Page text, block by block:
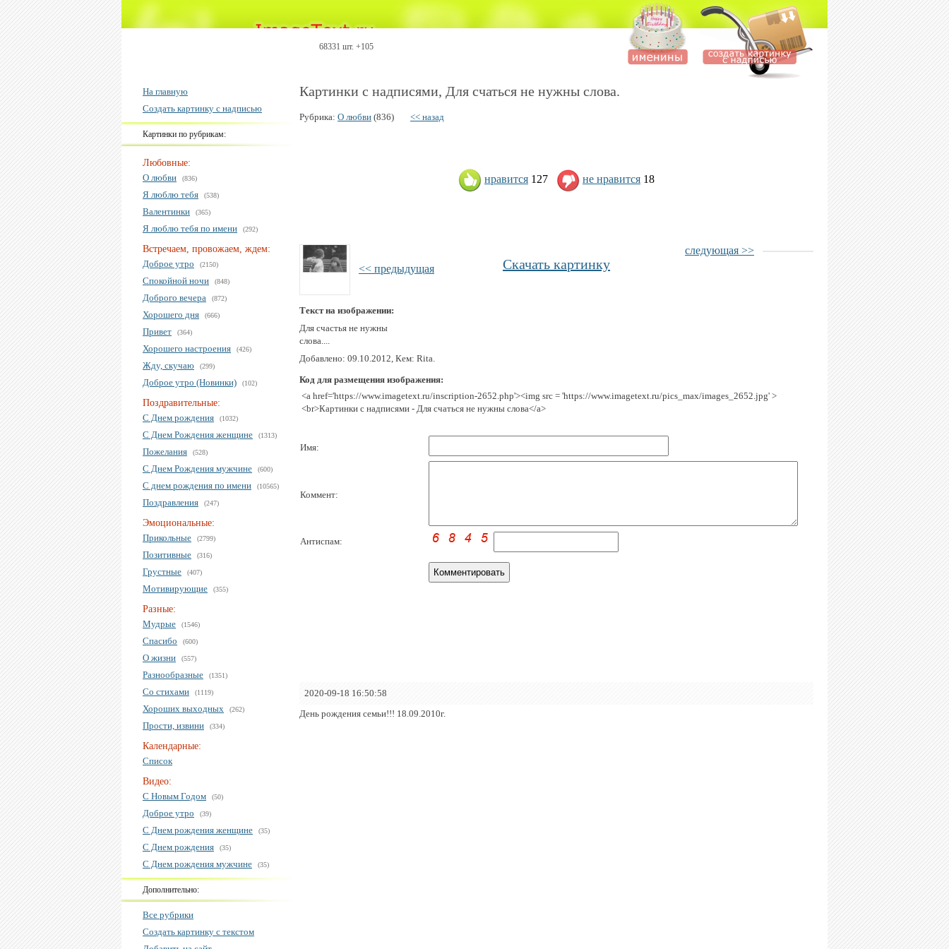
68331 шт. +105
На главную
Создать картинку с надписью
Картинки по рубрикам:
Любовные:
О любви
(836)
Я люблю тебя (538)
Валентинки (365)
Я люблю тебя по имени (292)
Встречаем, провожаем, ждем:
Доброе утро
(2150)
Спокойной ночи (848)
Доброго вечера (872)
Хорошего дня (666)
Привет (364)
Хорошего настроения (426)
Жду, скучаю (299)
Доброе утро (Новинки) (102)
Поздравительные:
С Днем рождения
(1032)
С Днем Рождения женщине (1313)
Пожелания (528)
С Днем Рождения мужчине (600)
С днем рождения по имени (10565)
Поздравления (247)
Эмоциональные:
Прикольные
(2799)
Позитивные (316)
Грустные (407)
Мотивирующие (355)
Разные:
Мудрые
(1546)
Спасибо (600)
О жизни (557)
Разнообразные (1351)
Со стихами (1119)
Хороших выходных (262)
Прости, извини (334)
Календарные:
Список
Видео:
С Новым Годом
(50)
Доброе утро (39)
С Днем рождения женщине (35)
С Днем рождения (35)
С Днем рождения мужчине (35)
Дополнительно:
Все рубрики
Создать картинку с текстом
Картинки с надписями, Для счаться не нужны слова.
Рубрика: О любви (836) << назад
нравится 127 не нравится 18
<< предыдущая
следующая >>
Скачать картинку
Текст на изображении:
Для счастья не нужны
слова....
Добавлено: 09.10.2012, Кем: Rita.
Код для размещения изображения:
<a href='https://www.imagetext.ru/inscription-2652.php'><img src = 'https://www.imagetext.ru/pics_max/images_2652.jpg' >
<br>Картинки с надписями - Для счаться не нужны слова</a>
Имя:
Коммент:
Антиспам:
2020-09-18 16:50:58
День рождения семьи!!! 18.09.2010г.